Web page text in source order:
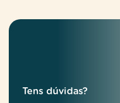
Tens dúvidas?